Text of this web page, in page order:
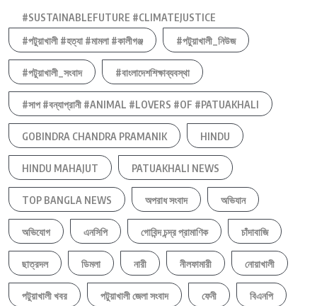
#SUSTAINABLEFUTURE #CLIMATEJUSTICE
#পটুয়াখালী #হত্যা #মামলা #কালীগঞ্জ
#পটুয়াখালী_নিউজ
#পটুয়াখালী_সংবাদ #বাংলাদেশশিক্ষাব্যবস্থা
#সাপ #বন্যাপ্রানী #ANIMAL #LOVERS #OF #PATUAKHALI
GOBINDRA CHANDRA PRAMANIK HINDU
HINDU MAHAJUT PATUAKHALI NEWS
TOP BANGLA NEWS অপরাধ সংবাদ অভিযান
অভিযোগ এনসিপি গোবিন্দ চন্দ্র প্রামাণিক চাঁদাবাজি
ছাত্রদল ডিমলা নারী নীলফামারী নোয়াখালী
পটুয়াখালী খবর পটুয়াখালী জেলা সংবাদ ফেনী বিএনপি